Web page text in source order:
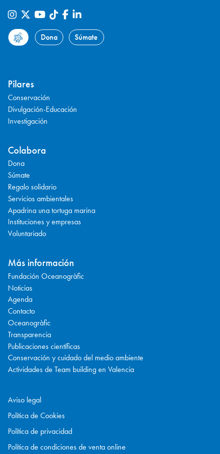
Dona Súmate
Pilares
Conservación
Divulgación-Educación
Investigación
Colabora
Dona
Súmate
Regalo solidario
Servicios ambientales
Apadrina una tortuga marina
Instituciones y empresas
Voluntariado
Más información
Fundación Oceanogràfic
Noticias
Agenda
Contacto
Oceanogràfic
Transparencia
Publicaciones científicas
Conservación y cuidado del medio ambiente
Actividades de Team building en Valencia
Aviso legal
Política de Cookies
Política de privacidad
Política de condiciones de venta online